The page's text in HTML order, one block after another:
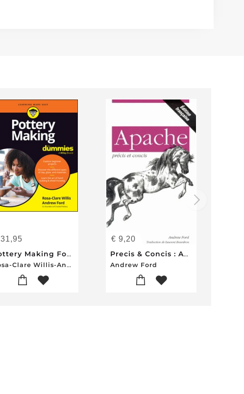
31,95
Pottery Making For Dummies
Rosa-Clare Willis-Andrew Ford
€ 9,20
Precis & Concis : Apache
Andrew Ford